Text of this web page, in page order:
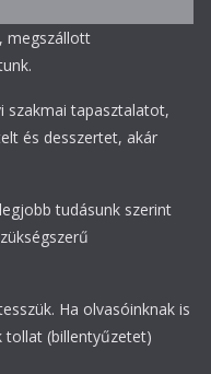
megszállott
szakmai tapasztalatot,
és desszertet, akár
tudásunk szerint
Ha olvasóinknak is
tollat (billentyűzetet)